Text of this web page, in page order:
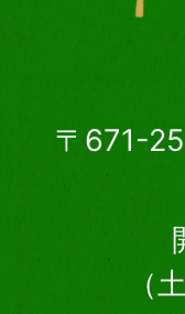
〒671-
（